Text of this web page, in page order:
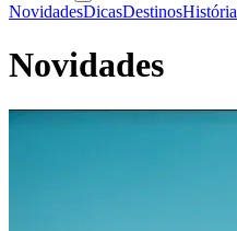
NovidadesDicasDestinos
Novidades